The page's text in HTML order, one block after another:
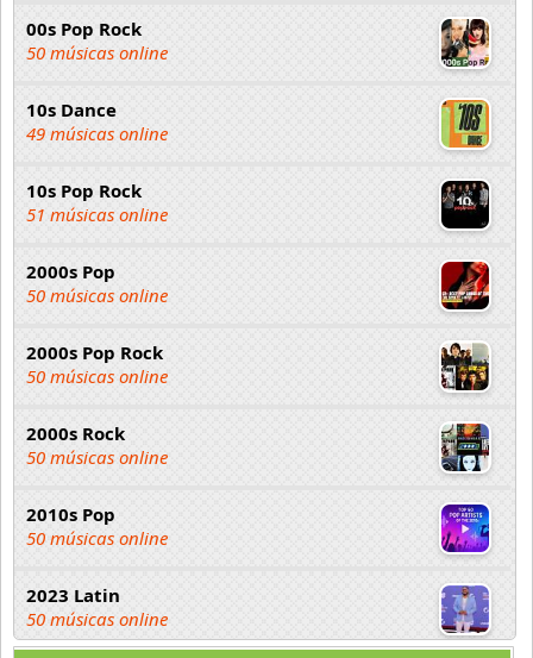
00s Pop Rock
50 músicas online
10s Dance
49 músicas online
10s Pop Rock
51 músicas online
2000s Pop
50 músicas online
2000s Pop Rock
50 músicas online
2000s Rock
50 músicas online
2010s Pop
50 músicas online
2023 Latin
50 músicas online